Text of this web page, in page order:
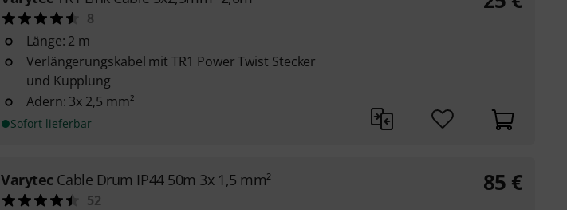
8
Länge: 2 m
Verlängerungskabel mit TR1 Power Twist Stecker
und Kupplung
Adern: 3x 2,5 mm²
Sofort lieferbar
Varytec Cable Drum IP44 50m 3x 1,5 mm²
52
85 €